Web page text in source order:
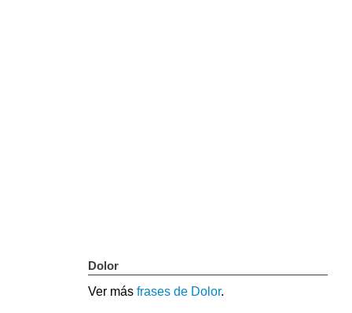
Dolor
Ver más frases de Dolor.